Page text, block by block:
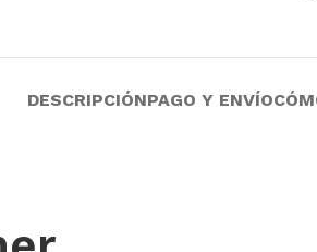
DESCRIPCIÓNPAGO Y ENVÍO